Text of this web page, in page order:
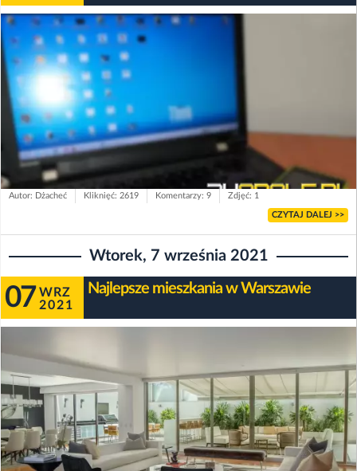
Autor: Dżacheć Kliknięć: 2619 Komentarzy: 9 Zdjęć: 1
CZYTAJ DALEJ >>
Wtorek, 7 września 2021
07 WRZ
2021
Najlepsze mieszkania w Warszawie